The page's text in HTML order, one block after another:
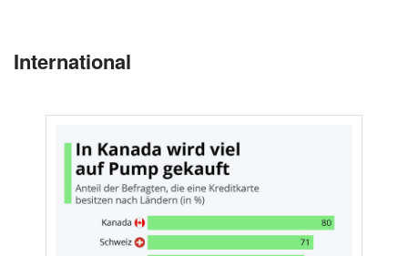
International